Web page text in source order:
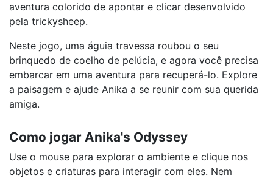
aventura colorido de apontar e clicar desenvolvido
pela trickysheep.
Neste jogo, uma águia travessa roubou o seu
brinquedo de coelho de pelúcia, e agora você precisa
embarcar em uma aventura para recuperá-lo. Explore
a paisagem e ajude Anika a se reunir com sua querida
amiga.
Como jogar Anika's Odyssey
Use o mouse para explorar o ambiente e clique nos
objetos e criaturas para interagir com eles. Nem